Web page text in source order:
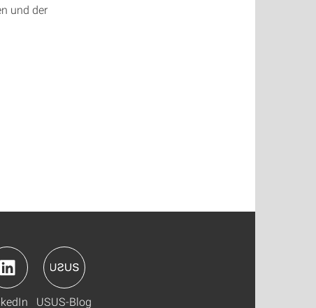
und der
USUS-Blog